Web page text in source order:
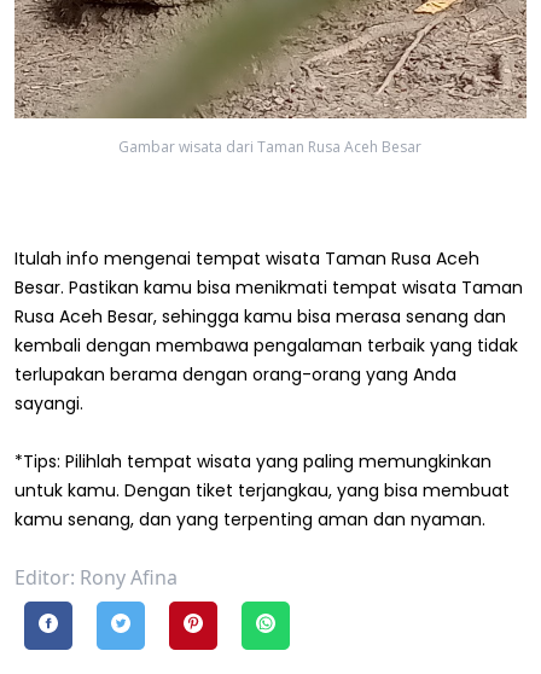
Gambar wisata dari Taman Rusa Aceh Besar
Itulah info mengenai tempat wisata Taman Rusa Aceh
Besar. Pastikan kamu bisa menikmati tempat wisata Taman
Rusa Aceh Besar, sehingga kamu bisa merasa senang dan
kembali dengan membawa pengalaman terbaik yang tidak
terlupakan berama dengan orang-orang yang Anda
sayangi.
*Tips: Pilihlah tempat wisata yang paling memungkinkan
untuk kamu. Dengan tiket terjangkau, yang bisa membuat
kamu senang, dan yang terpenting aman dan nyaman.
Editor: Rony Afina